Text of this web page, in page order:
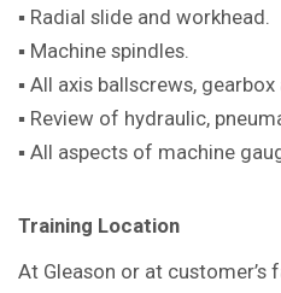
▪ Radial slide and workhead.
▪ Machine spindles.
▪ All axis ballscrews,
▪ Review of hydraulic,
▪ All aspects of machine
Training Location
At Gleason or at customer’s